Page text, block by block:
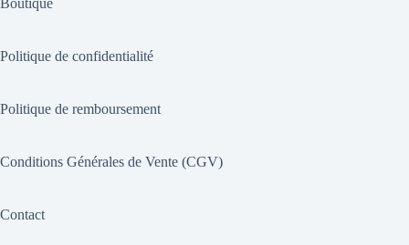
Boutique
Politique de confidentialité
Politique de remboursement
Conditions Générales de Vente (CGV)
Contact